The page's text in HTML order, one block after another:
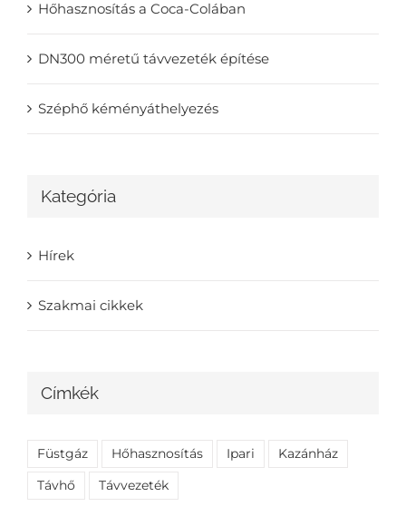
Hőhasznosítás a Coca-Colában
DN300 méretű távvezeték építése
Széphő kéményáthelyezés
Kategória
Hírek
Szakmai cikkek
Címkék
Füstgáz Hőhasznosítás Ipari Kazánház
Távhő Távvezeték